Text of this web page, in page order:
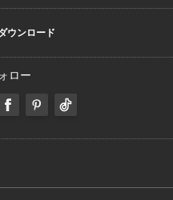
ウンロード
ロー